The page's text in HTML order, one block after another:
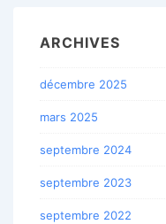
ARCHIVES
décembre 2025
mars 2025
septembre 2024
septembre 2023
septembre 2022